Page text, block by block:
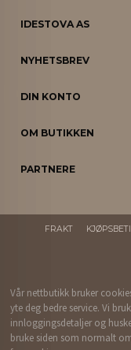
IDESTOVA AS
NYHETSBREV
DIN KONTO
OM BUTIKKEN
PARTNERE
FRAKT
Vår nettbutikk bruker
yte deg bedre service. Vi
innloggingsdetaljer og
bruke siden som normalt